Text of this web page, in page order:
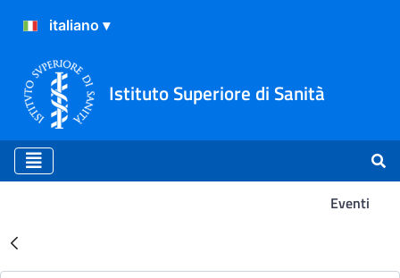
Istituto Superiore di Sanità
Eventi
Risultati della Ricerca -